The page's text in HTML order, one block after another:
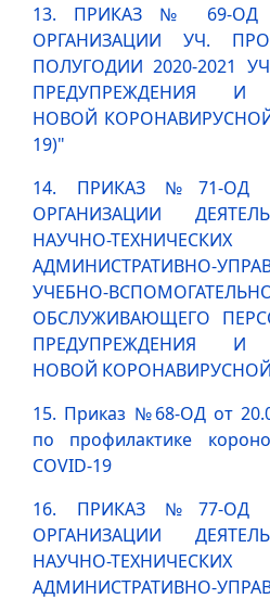
13. ПРИКАЗ № 69-ОД
ОРГАНИЗАЦИИ УЧ.
ПОЛУГОДИИ 2020-2021
ПРЕДУПРЕЖДЕНИЯ И
НОВОЙ
19)"
14. ПРИКАЗ №71-ОД
ОРГАНИЗАЦИИ
НАУЧНО-
АДМИНИСТРАТИВНО-
УЧЕБНО-
ОБСЛУЖИВАЮЩЕГО
ПРЕДУПРЕЖДЕНИЯ И
НОВОЙ
15. Приказ №68-ОД от
по профилактике
COVID-19
16. ПРИКАЗ №77-ОД
ОРГАНИЗАЦИИ
НАУЧНО-
АДМИНИСТРАТИВНО-